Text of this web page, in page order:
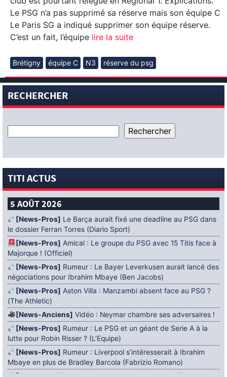
Le PSG n’a pas supprimé sa réserve mais son équipe C
Le Paris SG a indiqué supprimer son équipe réserve.
C’est un fait, l’équipe lire la suite
Brétigny équipe C N3 réserve du psg
RECHERCHER
TITI ACTUS
5 AOÛT 2026
[News-Pros] Le Barça aurait fixé une deadline au PSG dans
le dossier Ferran Torres (Diario Sport)
[News-Pros] Amical : Le groupe du PSG avec 15 Titis face à
Majorque ! (Officiel)
[News-Pros] Rumeur : Le Bayer Leverkusen aurait lancé des
négociations pour Ibrahim Mbaye (Ben Jacobs)
[News-Pros] Aston Villa : Manzambi absent face au PSG ?
(The Athletic)
[News-Anciens] Vidéo : Neymar chambre ses adversaires !
[News-Pros] Rumeur : Le PSG et un géant de Serie A à la
lutte pour Robin Risser ? (L’Equipe)
[News-Pros] Rumeur : Liverpool s’intéresserait à Ibrahim
Mbaye en plus de Bradley Barcola (Fabrizio Romano)